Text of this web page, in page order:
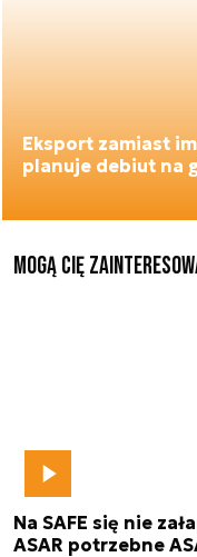
Eksport zamiast
planuje debiut na
Mogą Cię
Na SAFE się nie
ASAR potrzebne